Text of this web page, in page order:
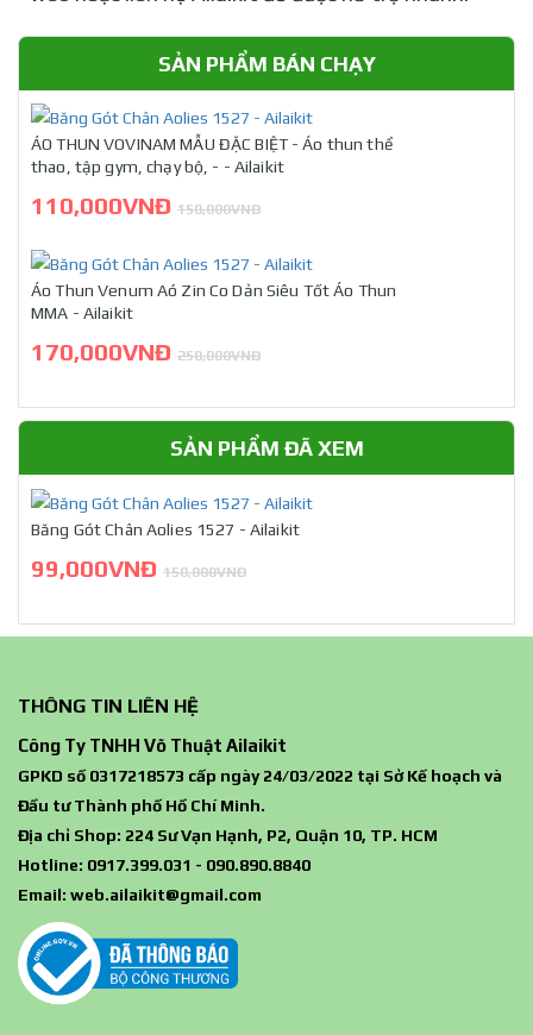
SẢN PHẨM BÁN CHẠY
ÁO THUN VOVINAM MẪU ĐẶC BIỆT - Áo thun thể
thao, tập gym, chạy bộ, - - Ailaikit
110,000VNĐ 150,000VNĐ
Áo Thun Venum Aó Zin Co Dản Siêu Tốt Áo Thun
MMA - Ailaikit
170,000VNĐ 250,000VNĐ
SẢN PHẨM ĐÃ XEM
Băng Gót Chân Aolies 1527 - Ailaikit
99,000VNĐ 150,000VNĐ
THÔNG TIN LIÊN HỆ
Công Ty TNHH Võ Thuật Ailaikit
GPKD số 0317218573 cấp ngày 24/03/2022 tại Sở Kế hoạch và
Đầu tư Thành phố Hồ Chí Minh.
Địa chỉ Shop: 224 Sư Vạn Hạnh, P2, Quận 10, TP. HCM
Hotline: 0917.399.031 - 090.890.8840
Email: web.ailaikit@gmail.com